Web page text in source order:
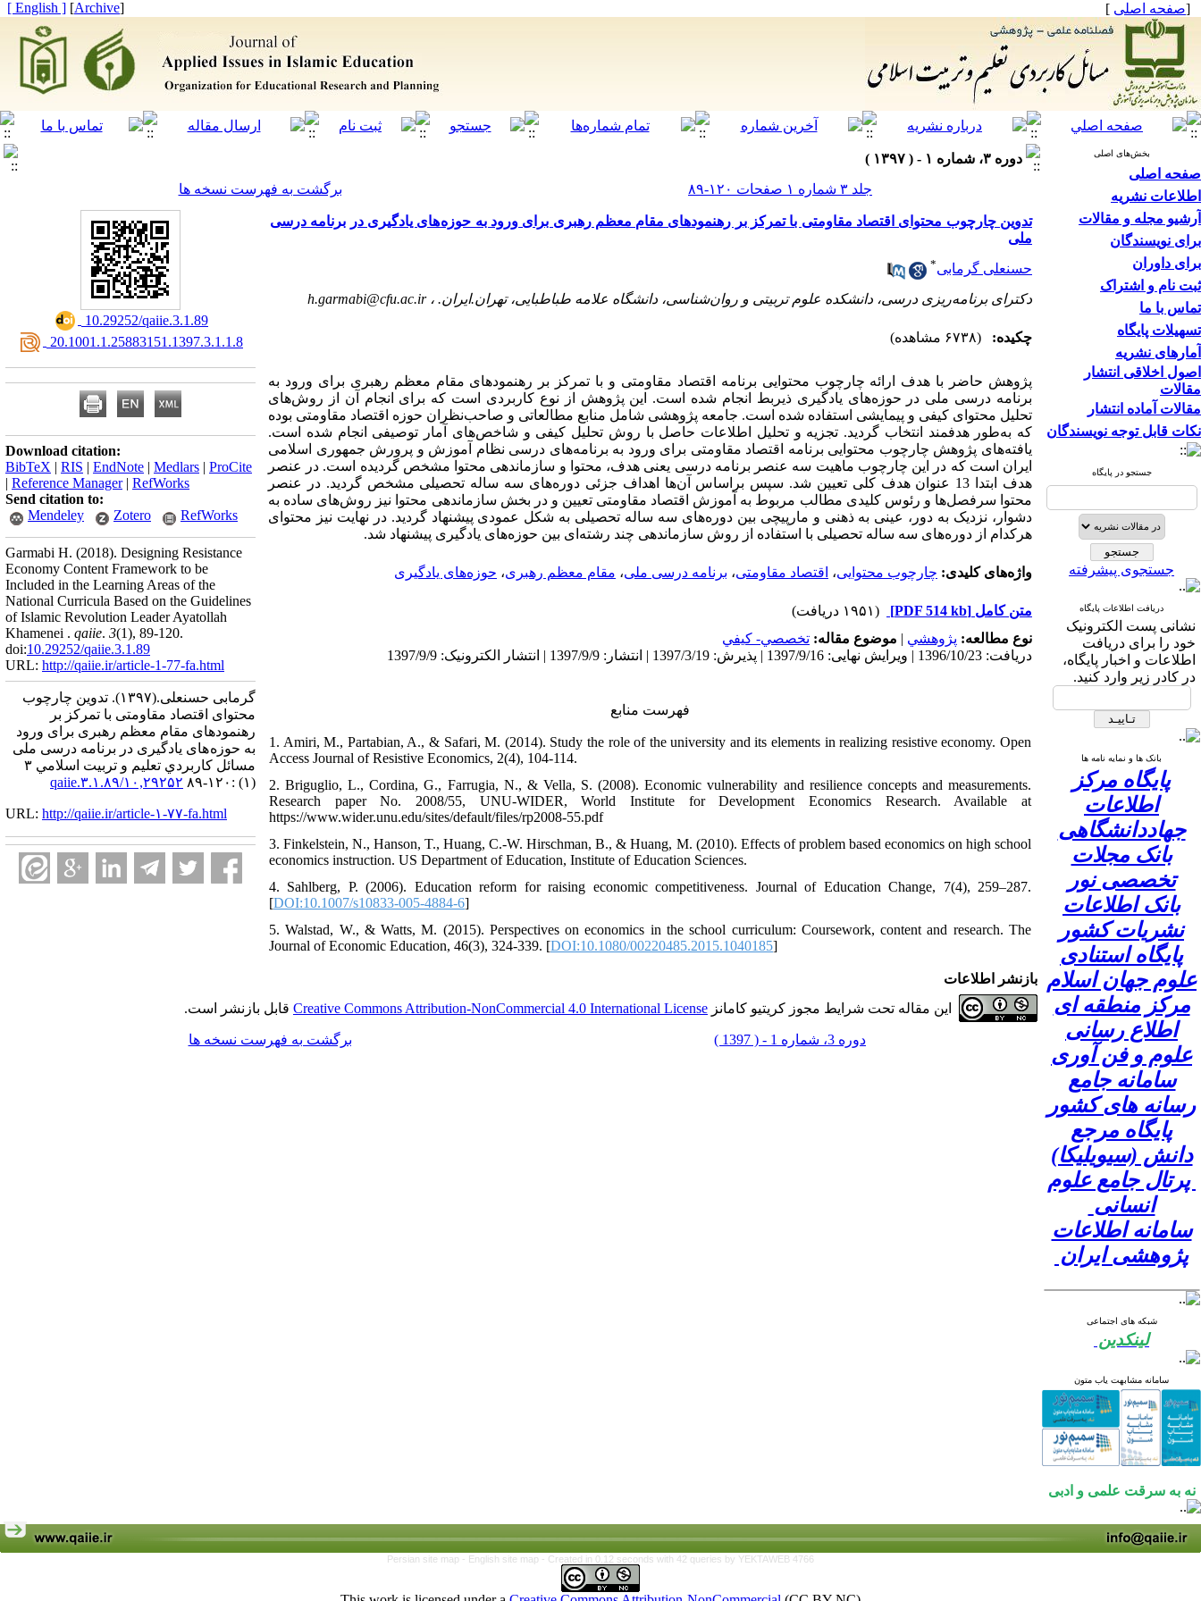
[صفحه اصلی ]
[
Archive
]
[ English ]
بخش‌های اصلی
صفحه اصلی
اطلاعات نشریه
آرشیو مجله و مقالات
برای نویسندگان
برای داوران
ثبت نام و اشتراک
تماس با ما
تسهیلات پایگاه
آمارهای نشریه
اصول اخلاقی انتشار
مقالات
مقالات آماده انتشار
نکات قابل توجه نویسندگان
جستجو در پایگاه
جستجوی پیشرفته
دریافت اطلاعات پایگاه
نشانی پست الکترونیک
خود را برای دریافت
اطلاعات و اخبار پایگاه،
در کادر زیر وارد کنید.
بانک ها و نمایه نامه ها
پایگاه مرکز
اطلاعات
جهاددانشگاهی
بانک مجلات
تخصصی نور
بانک اطلاعات
نشریات کشور
پایگاه استنادی
علوم جهان اسلام
مرکز منطقه ای
اطلاع رسانی
علوم و فن آوری
سامانه جامع
رسانه های کشور
پایگاه مرجع
دانش (سیویلیکا)
پرتال جامع علوم
انسانی
سامانه اطلاعات
پژوهشی ایران
شبکه های اجتماعی
لینکدین
سامانه مشابهت یاب متون
نه به سرقت علمی و ادبی
دوره ۳، شماره ۱ - ( ۱۳۹۷ )
جلد ۳ شماره ۱ صفحات ۱۲۰-۸۹
برگشت به فهرست نسخه ها
تدوین چارچوب محتوای اقتصاد مقاومتی با تمرکز بر رهنمودهای مقام معظم رهبری برای ورود به حوزه های یادگیری در برنامه درسی
ملی
حسنعلی گرمابی*
دکترای برنامه‌ریزی درسی، دانشکده علوم تربیتی و روان‌شناسی، دانشگاه علامه طباطبایی، تهران.ایران. ،h.garmabi@cfu.ac.ir
چکیده: (۶۷۳۸ مشاهده)
پژوهش حاضر با هدف ارائه چارچوب محتوایی برنامه اقتصاد مقاومتی و با تمرکز بر رهنمودهای مقام معظم رهبری برای ورود به
برنامه درسی ملی در حوزه‌های یادگیری ذیربط انجام شده است. این پژوهش از نوع کاربردی است که برای انجام آن از روش‌های
تحلیل محتوای کیفی و پیمایشی استفاده شده است. جامعه پژوهشی شامل منابع مطالعاتی و صاحب‌نظران حوزه اقتصاد مقاومتی بوده
که به‌طور هدفمند انتخاب گردید. تجزیه و تحلیل اطلاعات حاصل با روش تحلیل کیفی و شاخص‌های آمار توصیفی انجام شده است.
یافته‌های پژوهش چارچوب محتوایی برنامه اقتصاد مقاومتی برای ورود به برنامه‌های درسی نظام آموزش و پرورش جمهوری اسلامی
ایران است که در این چارچوب ماهیت سه عنصر برنامه درسی یعنی هدف، محتوا و سازماندهی محتوا مشخص گردیده است. در عنصر
هدف ابتدا 13 عنوان هدف کلی تعیین شد. سپس براساس آن‌ها اهداف جزئی دوره‌های سه ساله تحصیلی مشخص گردید. در عنصر
محتوا سرفصل‌ها و رئوس کلیدی مطالب مربوط به آموزش اقتصاد مقاومتی تعیین و در بخش سازماندهی محتوا نیز روش‌های ساده به
دشوار، نزدیک به دور، عینی به ذهنی و مارپیچی بین دوره‌های سه ساله تحصیلی به شکل عمودی پیشنهاد گردید. در نهایت نیز محتوای
هرکدام از دوره‌های سه ساله تحصیلی با استفاده از روش سازماندهی چند رشته‌ای بین حوزه‌های یادگیری پیشنهاد شد.
واژه‌های کلیدی: چارچوب محتوایی، اقتصاد مقاومتی، برنامه درسی ملی، مقام معظم رهبری، حوزه‌های یادگیری
متن کامل [PDF 514 kb]
(۱۹۵۱ دریافت)
نوع مطالعه: پژوهشي | موضوع مقاله: تخصصي- كيفي
دریافت: 1396/10/23 | ویرایش نهایی: 1397/9/16 | پذیرش: 1397/3/19 | انتشار: 1397/9/9 | انتشار الکترونیک: 1397/9/9
فهرست منابع
1. Amiri, M., Partabian, A., & Safari, M. (2014). Study the role of the university and its elements in realizing resistive economy. Open
Access Journal of Resistive Economics, 2(4), 104-114.
2. Briguglio, L., Cordina, G., Farrugia, N., & Vella, S. (2008). Economic vulnerability and resilience concepts and measurements.
Research paper No. 2008/55, UNU-WIDER, World Institute for Development Economics Research. Available at
https://www.wider.unu.edu/sites/default/files/rp2008-55.pdf
3. Finkelstein, N., Hanson, T., Huang, C.-W. Hirschman, B., & Huang, M. (2010). Effects of problem based economics on high school
economics instruction. US Department of Education, Institute of Education Sciences.
4. Sahlberg, P. (2006). Education reform for raising economic competitiveness. Journal of Education Change, 7(4), 259–287.
[DOI:10.1007/s10833-005-4884-6]
5. Walstad, W., & Watts, M. (2015). Perspectives on economics in the school curriculum: Coursework, content and research. The
Journal of Economic Education, 46(3), 324-339. [DOI:10.1080/00220485.2015.1040185]
‎ 10.29252/qaiie.3.1.89
‎ 20.1001.1.25883151.1397.3.1.1.8
Download citation:
BibTeX | RIS | EndNote | Medlars | ProCite
| Reference Manager| RefWorks
Send citation to:
Mendeley
Zotero RefWorks
Garmabi H. (2018). Designing Resistance
Economy Content Framework to be
Included in the Learning Areas of the
National Curricula Based on the Guidelines
of Islamic Revolution Leader Ayatollah
Khamenei . qaiie. 3(1), 89-120.
doi:10.29252/qaiie.3.1.89
URL: http://qaiie.ir/article-1-77-fa.html
گرمابی حسنعلی.(۱۳۹۷).
تدوین چارچوب
محتوای اقتصاد مقاومتی با تمرکز بر
رهنمودهای مقام معظم رهبری برای ورود
به حوزه های یادگیری در برنامه درسی ملی
مسائل كاربردي تعليم و تربيت اسلامي ۳
(۱) :۱۲۰-۸۹
۱۰,۲۹۲۵۲/qaiie.۳.۱.۸۹
URL: http://qaiie.ir/article-۱-۷۷-fa.html
بازنشر اطلاعات
این مقاله تحت شرایط مجوز کریتیو کامانز Creative Commons Attribution-NonCommercial 4.0 International License قابل بازنشر است.
دوره 3، شماره 1 - ( 1397 ) برگشت به فهرست نسخه ها
Persian site map - English site map - Created in 0.12 seconds with 42 queries by YEKTAWEB 4766